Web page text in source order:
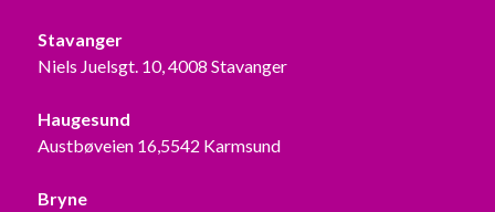
Stavanger
Niels Juelsgt. 10, 4008 Stavanger
Haugesund
Austbøveien 16,5542 Karmsund
Bryne